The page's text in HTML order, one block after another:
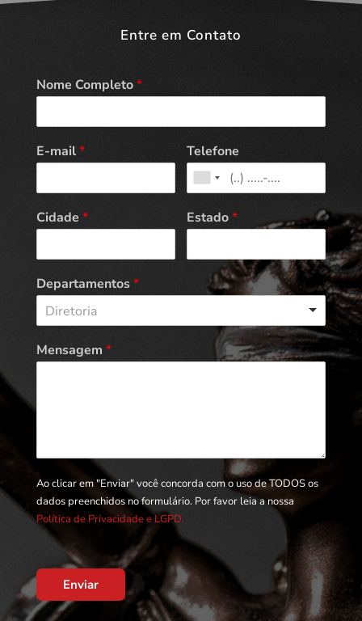
Entre em Contato
Nome Completo*
E-mail* Telefone
Cidade * Estado*
Departamentos*
Diretoria
Mensagem *
Ao clicar em "Enviar" você concorda com o uso de TODOS os
dados preenchidos no formulário. Por favor leia a nossa
Política de Privacidade e LGPD.
Enviar